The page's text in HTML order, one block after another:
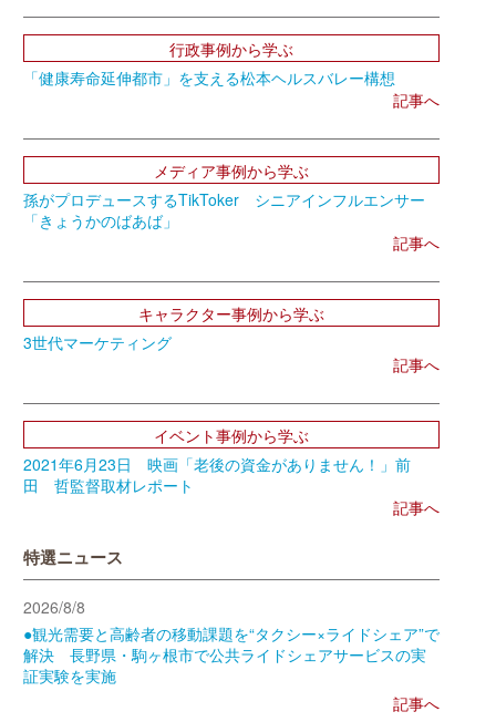
行政事例から学ぶ
「健康寿命延伸都市」を支える松本ヘルスバレー構想
記事へ
メディア事例から学ぶ
孫がプロデュースするTikToker シニアインフルエンサー
「きょうかのばあば」
記事へ
キャラクター事例から学ぶ
3世代マーケティング
記事へ
イベント事例から学ぶ
2021年6月23日 映画「老後の資金がありません！」前
田 哲監督取材レポート
記事へ
特選ニュース
2026/8/8
●観光需要と高齢者の移動課題を“タクシー×ライドシェア”で
解決 長野県・駒ヶ根市で公共ライドシェアサービスの実
証実験を実施
記事へ